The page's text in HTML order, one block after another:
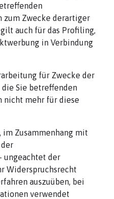
zum Zwecke derartiger
auch für das Profiling,
in Verbindung
für Zwecke der
Sie betreffenden
nicht mehr für diese
Zusammenhang mit
ungeachtet der
Widerspruchsrecht
auszuüben, bei
verwendet